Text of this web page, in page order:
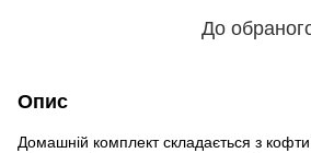
До
Опис
Домашній комплект складається з